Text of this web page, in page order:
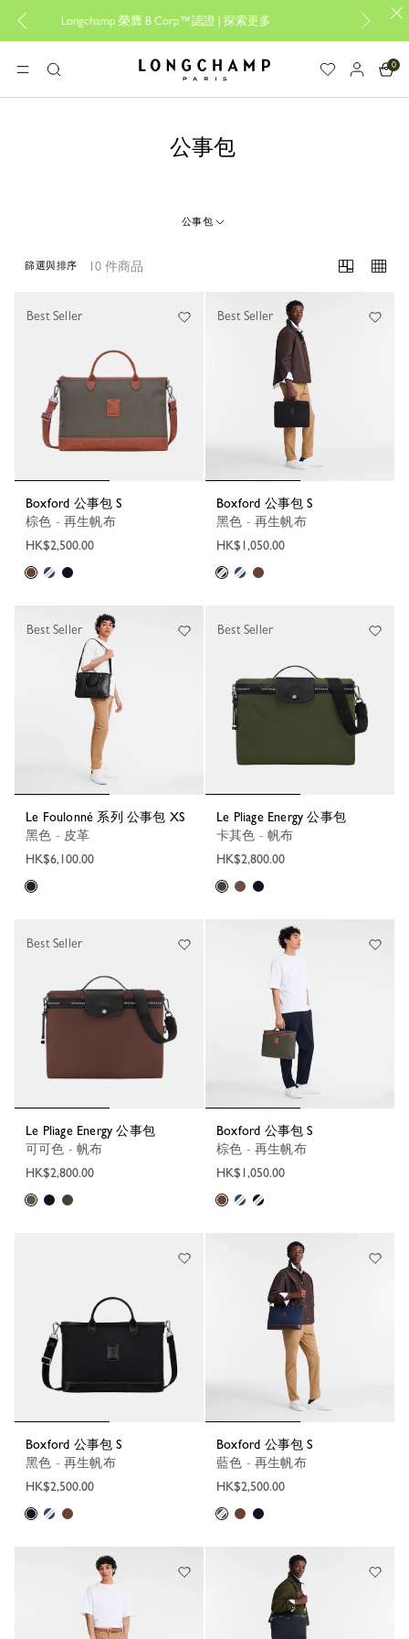
Longchamp 榮膺 B Corp™認證 |探索更多 設計專屬您
選單
搜
尋
Longchamp - 主頁
0
公事包
公事包
10 件商品
篩選與排序
Boxford 公事包 S
棕色 - 再生帆布
HK$2,500.00
Best Seller
Boxford 公事包 S
黑色 - 再生帆布
HK$1,050.00
Best Seller
Le Foulonné 系列 公事包 XS
黑色 - 皮革
HK$6,100.00
Best Seller
Le Pliage Energy 公事包
卡其色 - 帆布
HK$2,800.00
Best Seller
Le Pliage Energy 公事包
可可色 - 帆布
HK$2,800.00
Best Seller
Boxford 公事包 S
棕色 - 再生帆布
HK$1,050.00
Boxford 公事包 S
黑色 - 再生帆布
HK$2,500.00
Boxford 公事包 S
藍色 - 再生帆布
HK$2,500.00